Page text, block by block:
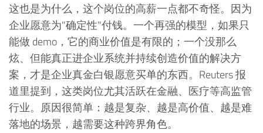
这也是为什么，这个岗位的高薪一点都不奇怪。因为
企业愿意为"确定性"付钱。一个再强的模型，如果只
能做 demo，它的商业价值是有限的；一个没那么
炫、但能真正进企业系统并持续创造价值的解决方
案，才是企业真金白银愿意买单的东西。Reuters 报
道里提到，这类岗位尤其活跃在金融、医疗等高监管
行业。原因很简单：越是复杂、越是高价值、越是难
落地的场景，越需要这种跨界角色。